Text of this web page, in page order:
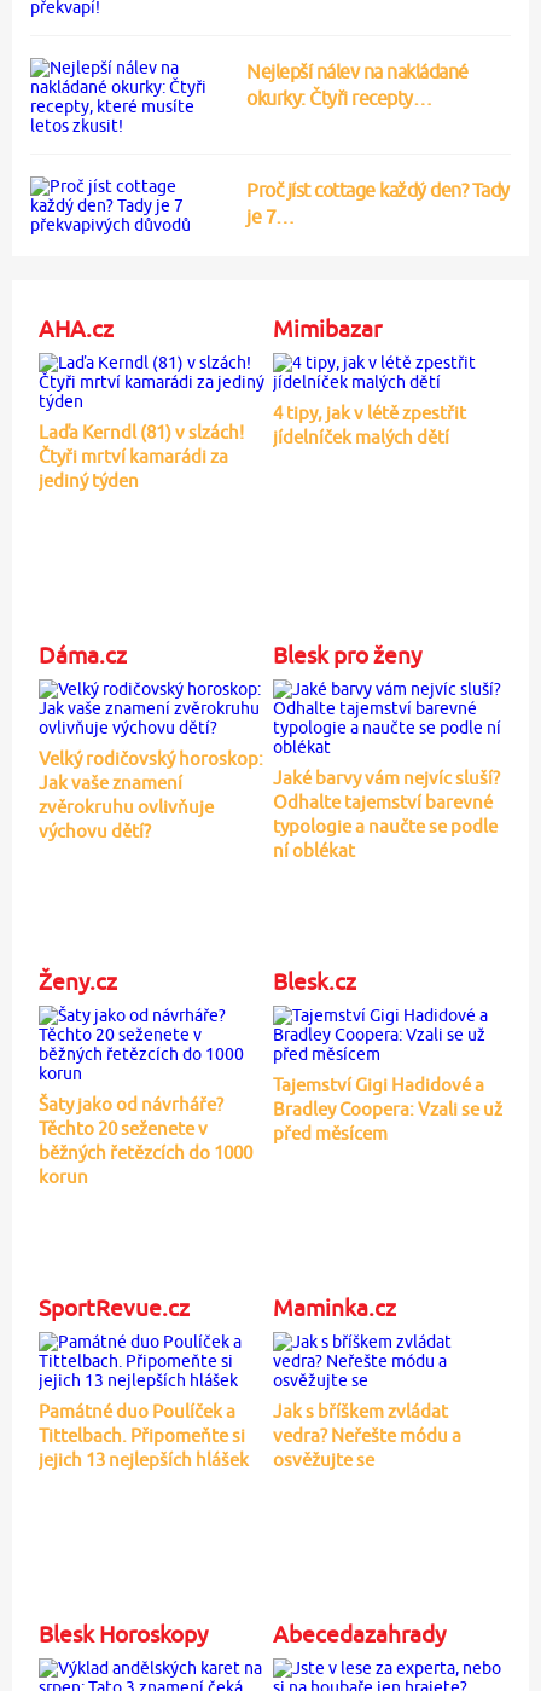
Nejlepší nálev na nakládané
okurky: Čtyři recepty…
Proč jíst cottage každý den? Tady
je 7…
AHA.cz
Laďa Kerndl (81) v slzách!
Čtyři mrtví kamarádi za
jediný týden
Mimibazar
4 tipy, jak v létě zpestřit
jídelníček malých dětí
Dáma.cz
Velký rodičovský horoskop:
Jak vaše znamení
zvěrokruhu ovlivňuje
výchovu dětí?
Blesk pro ženy
Jaké barvy vám nejvíc sluší?
Odhalte tajemství barevné
typologie a naučte se podle
ní oblékat
Ženy.cz
Šaty jako od návrháře?
Těchto 20 seženete v
běžných řetězcích do 1000
korun
Blesk.cz
Tajemství Gigi Hadidové a
Bradley Coopera: Vzali se už
před měsícem
SportRevue.cz
Památné duo Poulíček a
Tittelbach. Připomeňte si
jejich 13 nejlepších hlášek
Maminka.cz
Jak s bříškem zvládat
vedra? Neřešte módu a
osvěžujte se
Blesk Horoskopy Abecedazahrady